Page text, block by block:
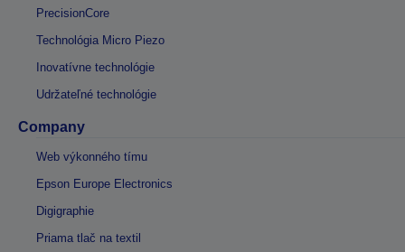
PrecisionCore
Technológia Micro Piezo
Inovatívne technológie
Udržateľné technológie
Company
Web výkonného tímu
Epson Europe Electronics
Digigraphie
Priama tlač na textil